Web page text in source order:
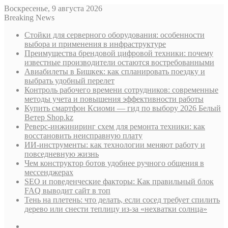
Воскресенье, 9 августа 2026
Breaking News
Стойки для серверного оборудования: особенности
выбора и применения в инфраструктуре
Преимущества брендовой цифровой техники: почему
известные производители остаются востребованными
Авиабилеты в Бишкек: как спланировать поездку и
выбрать удобный перелет
Контроль рабочего времени сотрудников: современные
методы учета и повышения эффективности работы
Купить смартфон Ксиоми — гид по выбору 2026 Белый
Ветер Shop.kz
Реверс-инжиниринг схем для ремонта техники: как
восстановить неисправную плату
ИИ-инструменты: как технологии меняют работу и
повседневную жизнь
Чем конструктор ботов удобнее ручного общения в
мессенджерах
SEO и поведенческие факторы: Как правильный блок
FAQ выводит сайт в топ
Тень на плетень: что делать, если сосед требует спилить
дерево или снести теплицу из-за «нехватки солнца»